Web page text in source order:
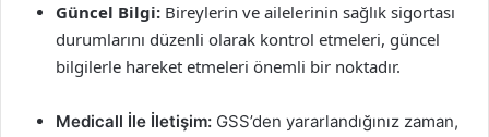
Güncel Bilgi: Bireylerin ve ailelerinin sağlık sigortası
durumlarını düzenli olarak kontrol etmeleri, güncel
bilgilerle hareket etmeleri önemli bir noktadır.
Medicall İle İletişim: GSS’den yararlandığınız zaman,